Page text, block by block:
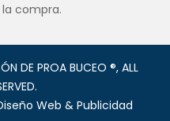
compra.
DE PROA BUCEO ®, ALL
Web & Publicidad